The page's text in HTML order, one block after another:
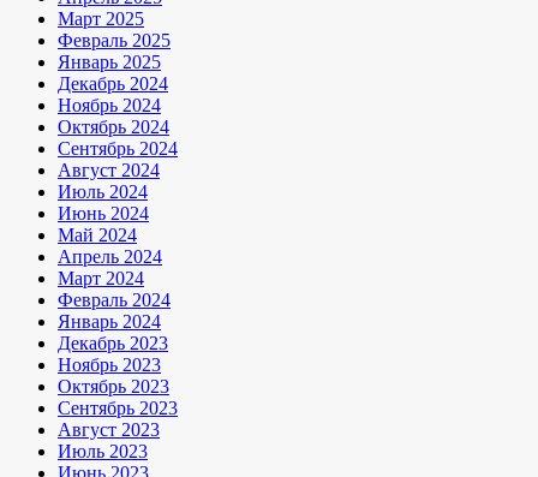
Март 2025
Февраль 2025
Январь 2025
Декабрь 2024
Ноябрь 2024
Октябрь 2024
Сентябрь 2024
Август 2024
Июль 2024
Июнь 2024
Май 2024
Апрель 2024
Март 2024
Февраль 2024
Январь 2024
Декабрь 2023
Ноябрь 2023
Октябрь 2023
Сентябрь 2023
Август 2023
Июль 2023